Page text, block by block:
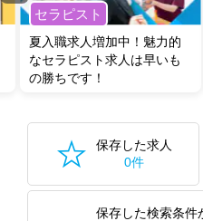
セラピスト
夏入職求人増加中！魅力的
なセラピスト求人は早いも
の勝ちです！
保存した求人
0件
保存した検索条件